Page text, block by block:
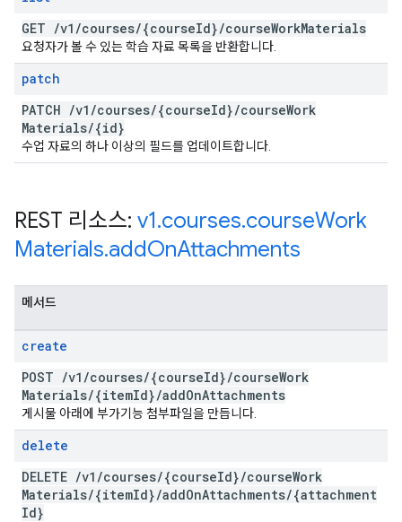
GET /v1 /courses/{courseId}/courseWorkMaterials
요청자가 볼 수 있는 학습 자료 목록을 반환합니다.
patch
PATCH /v1 /courses/{courseId}/courseWork
Materials/{id}
수업 자료의 하나 이상의 필드를 업데이트합니다.
REST 리소스: v1.courses.courseWork
Materials.addOnAttachments
메서드
create
POST /v1 /courses/{courseId}/courseWork
Materials/{itemId}/addOnAttachments
게시물 아래에 부가기능 첨부파일을 만듭니다.
delete
DELETE /v1 /courses/{courseId}/courseWork
Materials/{itemId}/addOnAttachments/{attachment
Id}